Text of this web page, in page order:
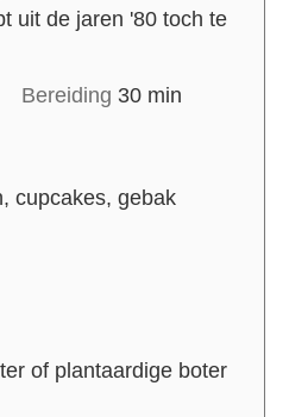
uit de jaren '80 toch te
Bereiding 30 min
cupcakes, gebak
of plantaardige boter